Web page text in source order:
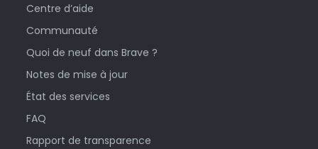
Centre d’aide
Communauté
Quoi de neuf dans Brave ?
Notes de mise à jour
État des services
FAQ
Rapport de transparence